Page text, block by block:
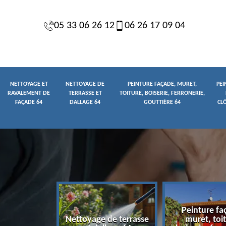
05 33 06 26 12 06 26 17 09 04
NETTOYAGE ET
RAVALEMENT DE
FAÇADE 64
NETTOYAGE DE
TERRASSE ET
DALLAGE 64
PEINTURE FAÇADE, MURET,
TOITURE, BOISERIE, FERRONERIE,
GOUTTIÈRE 64
Nettoyage de terrasse
Peinture
muret,